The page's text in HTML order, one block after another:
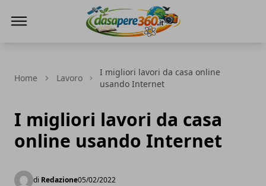
Home Lavoro
I migliori lavori da casa online
usando Internet
I migliori lavori da casa
online usando Internet
di Redazione05/02/2022